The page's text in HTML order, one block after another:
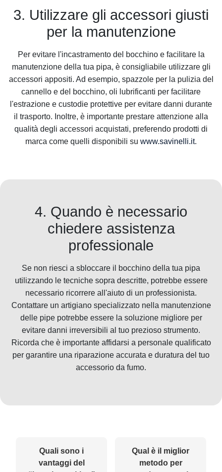
3. Utilizzare gli accessori giusti
per la manutenzione
Per evitare l'incastramento del bocchino e facilitare la
manutenzione della tua pipa, è consigliabile utilizzare gli
accessori appositi. Ad esempio, spazzole per la pulizia del
cannello e del bocchino, oli lubrificanti per facilitare
l'estrazione e custodie protettive per evitare danni durante
il trasporto. Inoltre, è importante prestare attenzione alla
qualità degli accessori acquistati, preferendo prodotti di
marca come quelli disponibili su www.savinelli.it.
4. Quando è necessario
chiedere assistenza
professionale
Se non riesci a sbloccare il bocchino della tua pipa
utilizzando le tecniche sopra descritte, potrebbe essere
necessario ricorrere all'aiuto di un professionista.
Contattare un artigiano specializzato nella manutenzione
delle pipe potrebbe essere la soluzione migliore per
evitare danni irreversibili al tuo prezioso strumento.
Ricorda che è importante affidarsi a personale qualificato
per garantire una riparazione accurata e duratura del tuo
accessorio da fumo.
Quali sono i
vantaggi del
Qual è il miglior
metodo per